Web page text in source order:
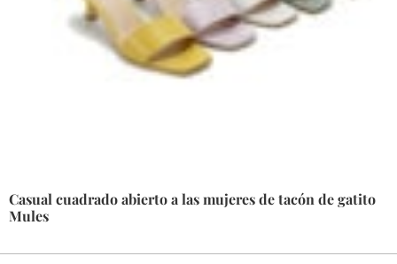
Casual cuadrado abierto a las mujeres de tacón de gatito
Mules